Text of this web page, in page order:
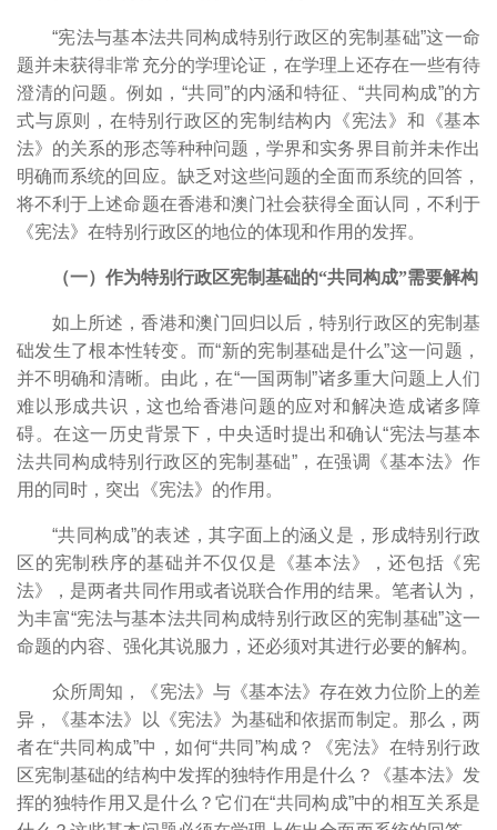
“宪法与基本法共同构成特别行政区的宪制基础”这一命
题并未获得非常充分的学理论证，在学理上还存在一些有待
澄清的问题。例如，“共同”的内涵和特征、“共同构成”的方
式与原则，在特别行政区的宪制结构内《宪法》和《基本
法》的关系的形态等种种问题，学界和实务界目前并未作出
明确而系统的回应。缺乏对这些问题的全面而系统的回答，
将不利于上述命题在香港和澳门社会获得全面认同，不利于
《宪法》在特别行政区的地位的体现和作用的发挥。
（一）作为特别行政区宪制基础的“共同构成”需要解构
如上所述，香港和澳门回归以后，特别行政区的宪制基
础发生了根本性转变。而“新的宪制基础是什么”这一问题，
并不明确和清晰。由此，在“一国两制”诸多重大问题上人们
难以形成共识，这也给香港问题的应对和解决造成诸多障
碍。在这一历史背景下，中央适时提出和确认“宪法与基本
法共同构成特别行政区的宪制基础”，在强调《基本法》作
用的同时，突出《宪法》的作用。
“共同构成”的表述，其字面上的涵义是，形成特别行政
区的宪制秩序的基础并不仅仅是《基本法》，还包括《宪
法》，是两者共同作用或者说联合作用的结果。笔者认为，
为丰富“宪法与基本法共同构成特别行政区的宪制基础”这一
命题的内容、强化其说服力，还必须对其进行必要的解构。
众所周知，《宪法》与《基本法》存在效力位阶上的差
异，《基本法》以《宪法》为基础和依据而制定。那么，两
者在“共同构成”中，如何“共同”构成？《宪法》在特别行政
区宪制基础的结构中发挥的独特作用是什么？《基本法》发
挥的独特作用又是什么？它们在“共同构成”中的相互关系是